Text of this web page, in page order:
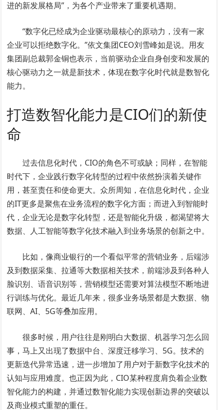
进的新发展格局”，为各个产业带来了重要机遇期。
“数字化已经成为企业驱动最核心的原动力，没有一家
企业可以拒绝数字化。”依文集团CEO刘雪峰如是说。用友
集团副总裁郭金铜也表示，当前驱动企业自身创变和发展的
核心驱动力之一就是新技术，体现在数字化时代就是数智化
能力。
打造数智化能力是CIO们的新使
命
过去信息化时代，CIO的角色不可或缺；同样，在智能
时代下，企业践行数字化转型的过程中依然扮演着关键作
用，甚至责任和使命更大。众所周知，在信息化时代，企业
的IT更多是聚焦在业务流程的数字化方面；而进入到智能时
代，企业无论是数字化转型，还是智能化升级，都渴望将大
数据、人工智能等数字化技术融入到业务场景的创新之中。
比如，像商业银行的一个看似平常的营销业务，后端涉
及到数据采集、拉通等大数据相关技术，前端涉及到各种人
脸识别、语音识别等，营销模型还需要对算法模型不断地进
行训练与优化。最近几年来，很多业务场景都是大数据、物
联网、AI、5G等叠加应用。
很多时候，用户往往是刚明白大数据、机器学习怎么回
事，马上又出现了数据中台、深度迁移学习、5G。技术的
更新迭代异常迅速，进一步增加了用户对于新数字化技术的
认知与应用难度。也正因为此，CIO某种程度肩负着企业数
智化能力的构建，并通过数智化能力实现创新边界的突破以
及商业模式重塑的重任。